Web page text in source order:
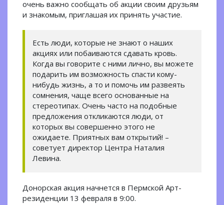
очень важно сообщать об акции своим друзьям
и знакомым, приглашая их принять участие.
Есть люди, которые не знают о наших
акциях или побаиваются сдавать кровь.
Когда вы говорите с ними лично, вы можете
подарить им возможность спасти кому-
нибудь жизнь, а то и помочь им развеять
сомнения, чаще всего основанные на
стереотипах. Очень часто на подобные
предложения откликаются люди, от
которых вы совершенно этого не
ожидаете. Приятных вам открытий! –
советует директор Центра Наталия
Левина.
Донорская акция начнется в Пермской Арт-
резиденции 13 февраля в 9:00.